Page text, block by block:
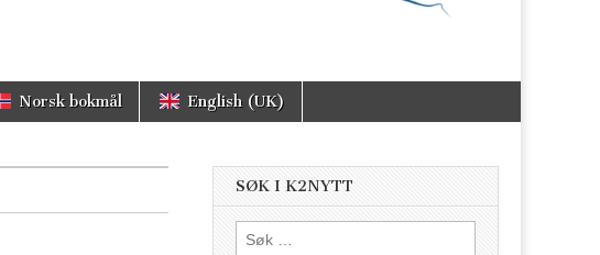
Norsk bokmål English (UK)
SØK I K2NYTT
Søk